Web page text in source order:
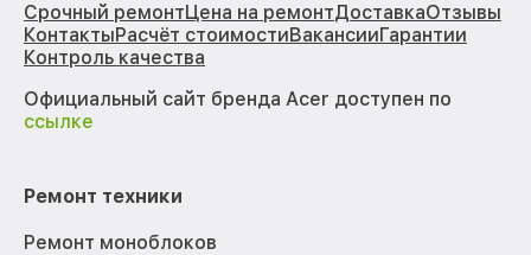
Срочный ремонтЦена на ремонтДоставкаОтзывы
КонтактыРасчёт стоимостиВакансииГарантии
Контроль качества
Официальный сайт бренда Acer доступен по
ссылке
Ремонт техники
Ремонт моноблоков